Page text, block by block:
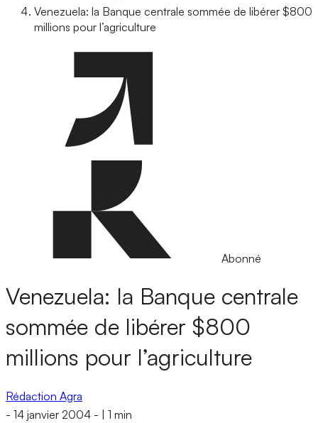
Venezuela: la Banque centrale sommée de libérer $800
millions pour l’agriculture
Abonné
Venezuela: la Banque centrale
sommée de libérer $800
millions pour l’agriculture
Rédaction Agra
- 14 janvier 2004 - 1 min